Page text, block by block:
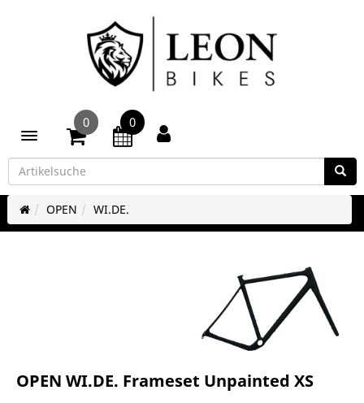
Toggle navigation
0 0
OPEN WI.DE.
OPEN WI.DE. Frameset Unpainted XS